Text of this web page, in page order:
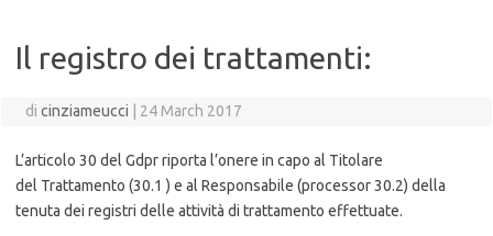
Il registro dei trattamenti:
di cinziameucci 24 March 2017
L’articolo 30 del Gdpr riporta l’onere in capo al Titolare
del Trattamento (30.1 ) e al Responsabile (processor 30.2) della
tenuta dei registri delle attività di trattamento effettuate.